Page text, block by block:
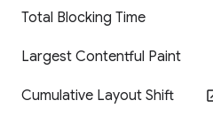
Total Blocking Time
Largest Contentful Paint
Cumulative Layout Shift